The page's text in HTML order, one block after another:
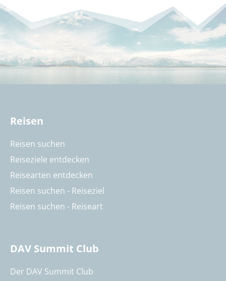
Reisen
Reisen suchen
Reiseziele entdecken
Reisearten entdecken
Reisen suchen - Reiseziel
Reisen suchen - Reiseart
DAV Summit Club
Der DAV Summit Club